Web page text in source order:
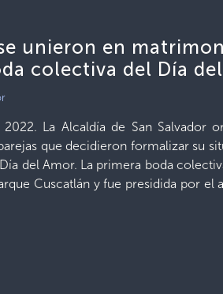
unieron en
colectiva del Día
La Alcaldía de San Salvador
que decidieron formalizar su
del Amor. La primera boda
Cuscatlán y fue presidida por el